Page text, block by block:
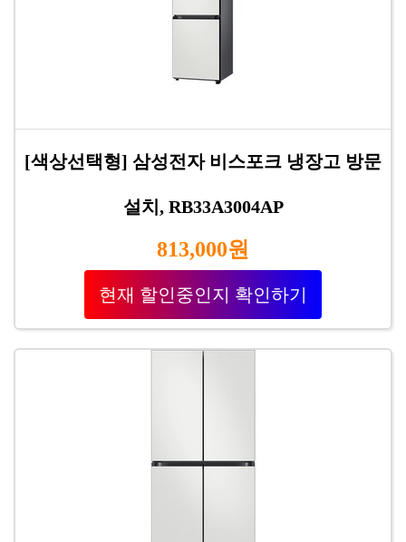
[색상선택형] 삼성전자 비스포크 냉장고 방문
설치, RB33A3004AP
813,000원
현재 할인중인지 확인하기